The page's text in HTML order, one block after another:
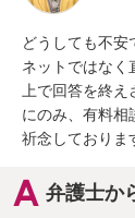
どうしても不安
ネットではなく
上で回答を終え
にのみ、有料相
祈念しておりま
弁護士か